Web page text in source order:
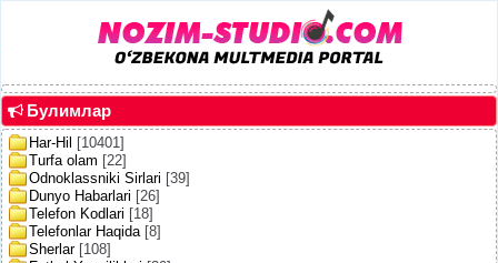
Булимлар
Har-Hil
[10401]
Turfa olam [22]
Odnoklassniki Sirlari [39]
Dunyo Habarlari [26]
Telefon Kodlari [18]
Telefonlar Haqida [8]
Sherlar [108]